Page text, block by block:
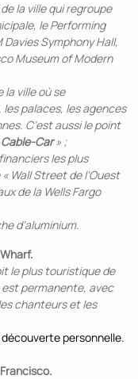
la ville qui regroupe
le Performing
Symphony Hall,
Museum of Modern
ville où se
palaces, les agences
C’est aussi le point
Cable-Car» ;
les plus
Wall Street de l’Ouest
de la Wells Fargo
d’aluminium.
le plus touristique de
est permanente, avec
chanteurs et les
personnelle.